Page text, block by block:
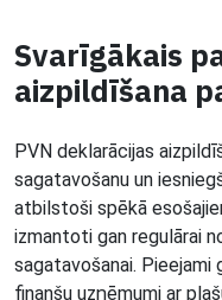
Svarīgākais
aizpildīšana
PVN deklarācijas
sagatavošanu un
atbilstoši spēkā
izmantoti gan regulārai
sagatavošanai. Pieejami
finanšu uzņēmumi ar